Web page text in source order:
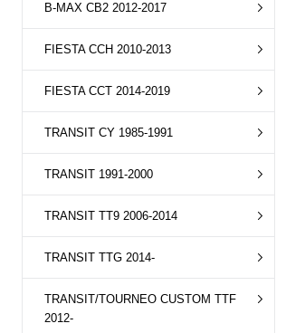
B-MAX CB2 2012-2017
FIESTA CCH 2010-2013
FIESTA CCT 2014-2019
TRANSIT CY 1985-1991
TRANSIT 1991-2000
TRANSIT TT9 2006-2014
TRANSIT TTG 2014-
TRANSIT/TOURNEO CUSTOM TTF
2012-